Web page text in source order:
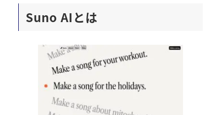
Suno AI とは